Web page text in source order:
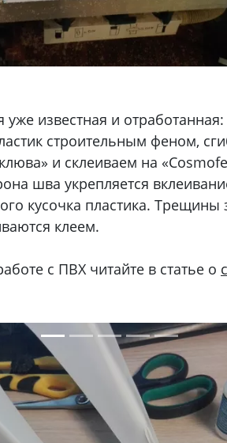
уже известная и
строительным феном,
и склеиваем на
шва укрепляется
кусочка пластика. Трещины
клеем.
с ПВХ читайте в статье о